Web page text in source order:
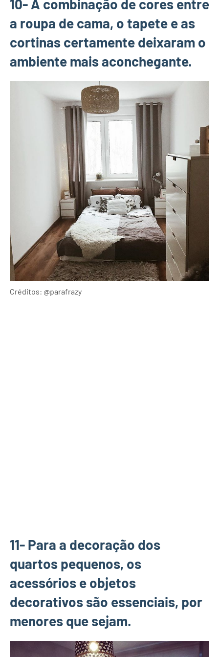
10- A combinação de cores entre
a roupa de cama, o tapete e as
cortinas certamente deixaram o
ambiente mais aconchegante.
Créditos: @parafrazy
11- Para a decoração dos
quartos pequenos, os
acessórios e objetos
decorativos são essenciais, por
menores que sejam.